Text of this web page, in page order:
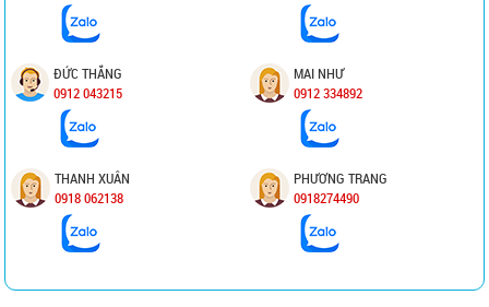
ĐỨC THẮNG
0912 043215
MAI NHƯ
0912 334892
THANH XUÂN
0918 062138
PHƯƠNG TRANG
0918274490